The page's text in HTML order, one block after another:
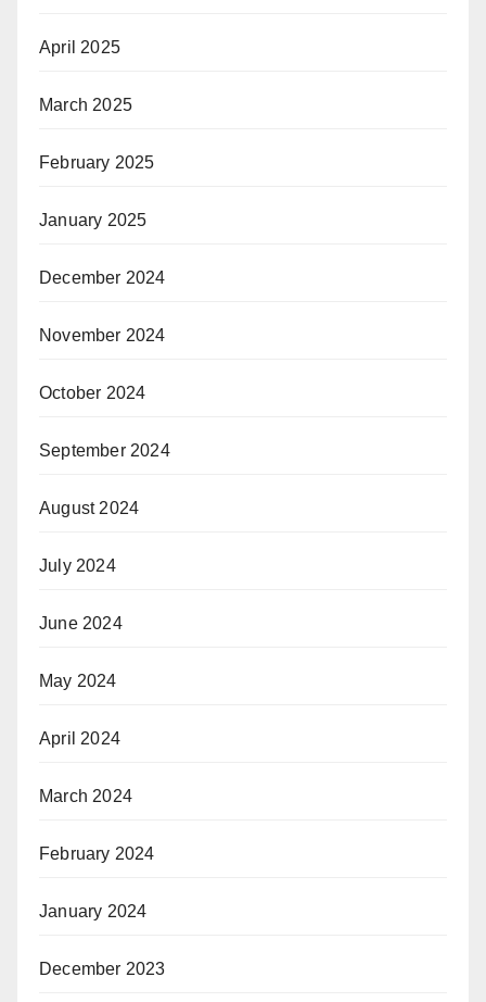
April 2025
March 2025
February 2025
January 2025
December 2024
November 2024
October 2024
September 2024
August 2024
July 2024
June 2024
May 2024
April 2024
March 2024
February 2024
January 2024
December 2023